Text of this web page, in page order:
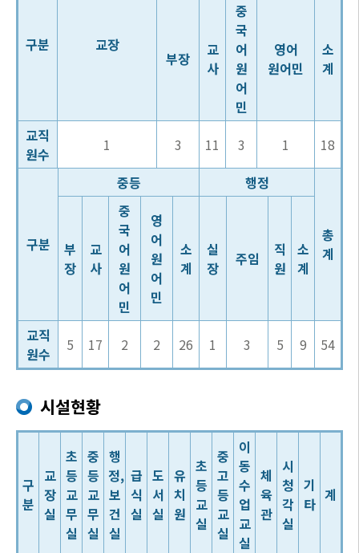
구분 교장
부장
교
사
중
국
어
원
어
민
영어
원어민
소
계
교직
원수
1 3 11 3 1 18
구분
중등 행정
총
계
부
장
교
사
중
국
어
원
어
민
영
어
원
어
민
소
계
실
장
주임
직
원
소
계
교직
원수
5 17 2 2 26 1 3 5 9 54
시설현황
구
분
교
장
실
초
등
교
무
실
중
등
교
무
실
행
정,
보
건
실
급
식
실
도
서
실
유
치
원
초
등
교
실
중
고
등
교
실
이
동
수
업
교
실
체
육
관
시
청
각
실
기
타 계